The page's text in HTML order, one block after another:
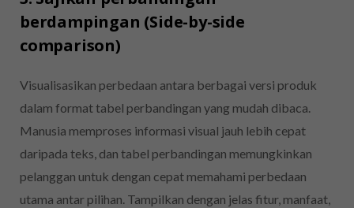
berdampingan (Side-by-side
comparison)
Visualisasikan perbedaan antara berbagai versi produk
dalam format tabel perbandingan yang mudah dibaca.
Manusia memproses informasi visual jauh lebih cepat
daripada teks, dan tabel perbandingan memungkinkan
pelanggan untuk dengan cepat memahami perbedaan
utama antar pilihan. Tampilkan dengan jelas fitur, manfaat,